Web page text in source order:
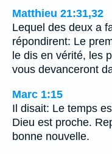
Matthieu 21:31,32
Lequel des deux a
répondirent: Le
le dis en vérité, les
vous devanceront
Marc 1:15
Il disait: Le temps
Dieu est proche.
bonne nouvelle.